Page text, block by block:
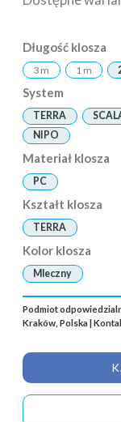
Długość klosza
3 m 1 m
System
TERRA
NIPO
Materiał klosza
PC
Kształt klosza
TERRA
Kolor klosza
Mleczny
Podmiot
Kraków, Polska |